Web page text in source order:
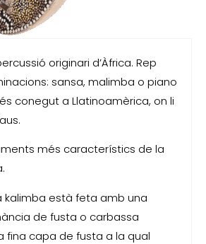
originari d’Àfrica. Rep
sansa, malimba o piano
conegut a Llatinoamèrica, on li
més característics de la
kalimba està feta amb una
de fusta o carbassa
fina capa de fusta a la qual